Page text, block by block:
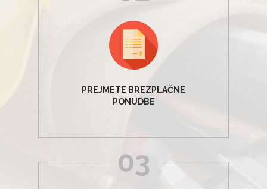
PREJMETE BREZPLAČNE
PONUDBE
03